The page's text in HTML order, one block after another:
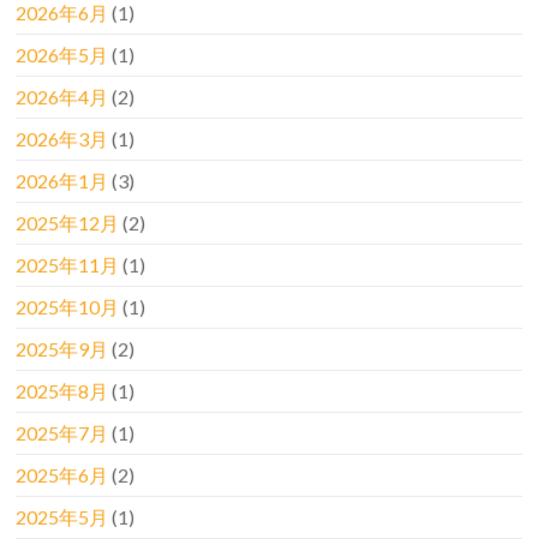
2026年6月 (1)
2026年5月 (1)
2026年4月 (2)
2026年3月 (1)
2026年1月 (3)
2025年12月 (2)
2025年11月 (1)
2025年10月 (1)
2025年9月 (2)
2025年8月 (1)
2025年7月 (1)
2025年6月 (2)
2025年5月 (1)